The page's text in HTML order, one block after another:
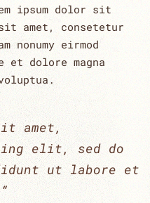
ipsum dolor sit
amet, consetetur
eirmod
dolore magna
amet,
elit, sed do
ut labore et